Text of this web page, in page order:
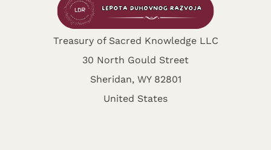
Treasury of Sacred Knowledge LLC
30 North Gould Street
Sheridan, WY 82801
United States